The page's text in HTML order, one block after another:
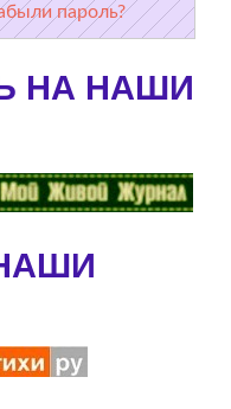
пароль?
НА НАШИ